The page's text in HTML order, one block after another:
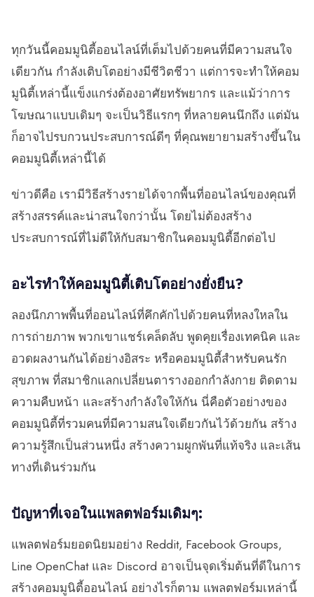
ทุกวันนี้คอมมูนิตี้ออนไลน์ที่เต็มไปด้วยคนที่มีความสนใจ
เดียวกัน กำลังเติบโตอย่างมีชีวิตชีวา แต่การจะทำให้คอม
มูนิตี้เหล่านี้แข็งแกร่งต้องอาศัยทรัพยากร และแม้ว่าการ
โฆษณาแบบเดิมๆ จะเป็นวิธีแรกๆ ที่หลายคนนึกถึง แต่มัน
ก็อาจไปรบกวนประสบการณ์ดีๆ ที่คุณพยายามสร้างขึ้นใน
คอมมูนิตี้เหล่านี้ได้
ข่าวดีคือ เรามีวิธีสร้างรายได้จากพื้นที่ออนไลน์ของคุณที่
สร้างสรรค์และน่าสนใจกว่านั้น โดยไม่ต้องสร้าง
ประสบการณ์ที่ไม่ดีให้กับสมาชิกในคอมมูนิตี้อีกต่อไป
อะไรทำให้คอมมูนิตี้เติบโตอย่างยั่งยืน?
ลองนึกภาพพื้นที่ออนไลน์ที่คึกคักไปด้วยคนที่หลงใหลใน
การถ่ายภาพ พวกเขาแชร์เคล็ดลับ พูดคุยเรื่องเทคนิค และ
อวดผลงานกันได้อย่างอิสระ หรือคอมมูนิตี้สำหรับคนรัก
สุขภาพ ที่สมาชิกแลกเปลี่ยนตารางออกกำลังกาย ติดตาม
ความคืบหน้า และสร้างกำลังใจให้กัน นี่คือตัวอย่างของ
คอมมูนิตี้ที่รวมคนที่มีความสนใจเดียวกันไว้ด้วยกัน สร้าง
ความรู้สึกเป็นส่วนหนึ่ง สร้างความผูกพันที่แท้จริง และเส้น
ทางที่เดินร่วมกัน
ปัญหาที่เจอในแพลตฟอร์มเดิมๆ:
แพลตฟอร์มยอดนิยมอย่าง Reddit, Facebook Groups,
Line OpenChat และ Discord อาจเป็นจุดเริ่มต้นที่ดีในการ
สร้างคอมมูนิตี้ออนไลน์ อย่างไรก็ตาม แพลตฟอร์มเหล่านี้